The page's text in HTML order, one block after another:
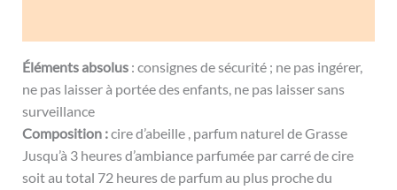
Élémentsabsolus: consignes de sécurité ; ne pas ingérer,
ne pas laisser à portée des enfants, ne pas laisser sans
surveillance
Composition :cire d’abeille , parfum naturel de Grasse
Jusqu’à 3 heures d’ambiance parfumée par carré de cire
soit au total 72 heures de parfum au plus proche du